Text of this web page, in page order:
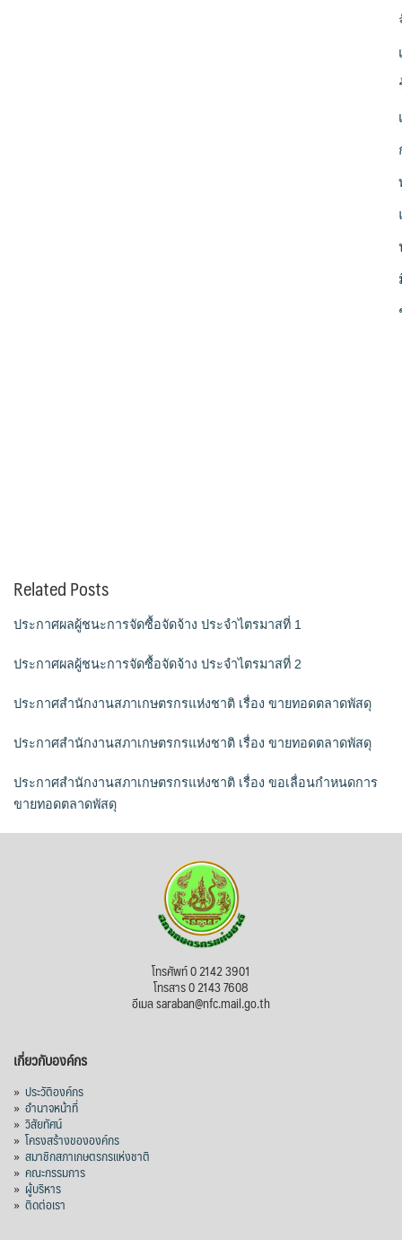
Related Posts
ประกาศผลผู้ชนะการจัดซื้อจัดจ้าง ประจำไตรมาสที่ 1
ประกาศผลผู้ชนะการจัดซื้อจัดจ้าง ประจำไตรมาสที่ 2
ประกาศสำนักงานสภาเกษตรกรแห่งชาติ เรื่อง ขายทอดตลาดพัสดุ
ประกาศสำนักงานสภาเกษตรกรแห่งชาติ เรื่อง ขายทอดตลาดพัสดุ
ประกาศสำนักงานสภาเกษตรกรแห่งชาติ เรื่อง ขอเลื่อนกำหนดการ
ขายทอดตลาดพัสดุ
โทรศัพท์ 0 2142 3901
โทรสาร 0 2143 7608
อีเมล saraban@nfc.mail.go.th
เกี่ยวกับองค์กร
» ประวัติองค์กร
» อำนาจหน้าที่
» วิสัยทัศน์
» โครงสร้างขององค์กร
» สมาชิกสภาเกษตรกรแห่งชาติ
» คณะกรรมการ
» ผู้บริหาร
» ติดต่อเรา